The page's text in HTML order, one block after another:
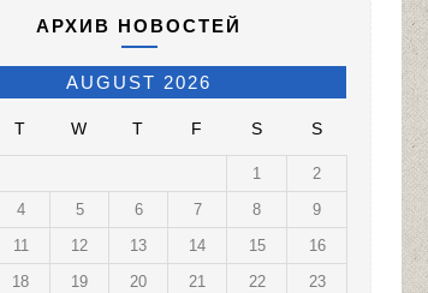
АРХИВ НОВОСТЕЙ
AUGUST 2026
T W T F S S
1
2
4 5 6 7 8
9
11 12 13 14 15
16
18 19 20 21 22
23